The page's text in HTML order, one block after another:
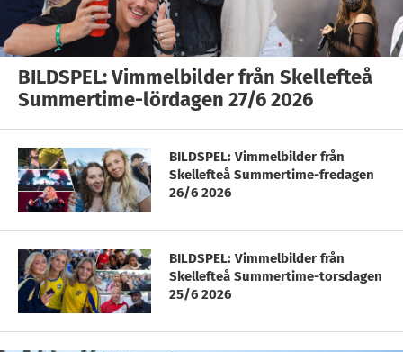
BILDSPEL: Vimmelbilder från Skellefteå
Summertime-lördagen 27/6 2026
BILDSPEL: Vimmelbilder från
Skellefteå Summertime-fredagen
26/6 2026
BILDSPEL: Vimmelbilder från
Skellefteå Summertime-torsdagen
25/6 2026